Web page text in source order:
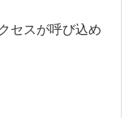
セスが呼び込め